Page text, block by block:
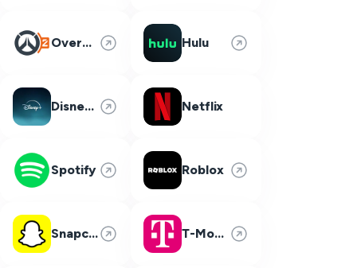
Overwatch 2 Hulu
Disney Plus Netflix
Spotify Roblox
Snapchat T-Mobile